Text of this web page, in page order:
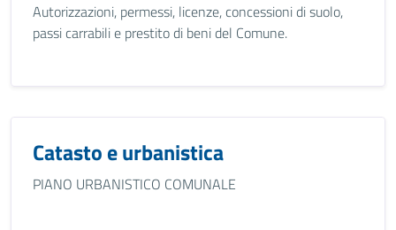
Autorizzazioni, permessi, licenze, concessioni di suolo,
passi carrabili e prestito di beni del Comune.
Catasto e urbanistica
PIANO URBANISTICO COMUNALE